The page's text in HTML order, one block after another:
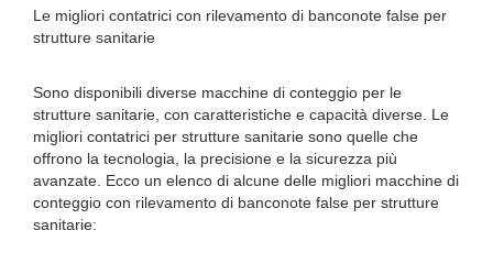
Le migliori contatrici con rilevamento di banconote false per
strutture sanitarie
Sono disponibili diverse macchine di conteggio per le
strutture sanitarie, con caratteristiche e capacità diverse. Le
migliori contatrici per strutture sanitarie sono quelle che
offrono la tecnologia, la precisione e la sicurezza più
avanzate. Ecco un elenco di alcune delle migliori macchine di
conteggio con rilevamento di banconote false per strutture
sanitarie: